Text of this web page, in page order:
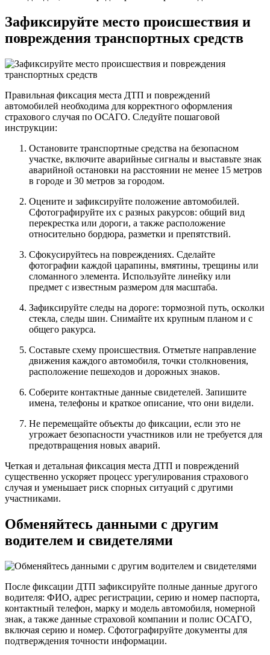
Зафиксируйте место происшествия и
повреждения транспортных средств
Правильная фиксация места ДТП и повреждений
автомобилей необходима для корректного оформления
страхового случая по ОСАГО. Следуйте пошаговой
инструкции:
Остановите транспортные средства на безопасном
участке, включите аварийные сигналы и выставьте знак
аварийной остановки на расстоянии не менее 15 метров
в городе и 30 метров за городом.
Оцените и зафиксируйте положение автомобилей.
Сфотографируйте их с разных ракурсов: общий вид
перекрестка или дороги, а также расположение
относительно бордюра, разметки и препятствий.
Сфокусируйтесь на повреждениях. Сделайте
фотографии каждой царапины, вмятины, трещины или
сломанного элемента. Используйте линейку или
предмет с известным размером для масштаба.
Зафиксируйте следы на дороге: тормозной путь, осколки
стекла, следы шин. Снимайте их крупным планом и с
общего ракурса.
Составьте схему происшествия. Отметьте направление
движения каждого автомобиля, точки столкновения,
расположение пешеходов и дорожных знаков.
Соберите контактные данные свидетелей. Запишите
имена, телефоны и краткое описание, что они видели.
Не перемещайте объекты до фиксации, если это не
угрожает безопасности участников или не требуется для
предотвращения новых аварий.
Четкая и детальная фиксация места ДТП и повреждений
существенно ускоряет процесс урегулирования страхового
случая и уменьшает риск спорных ситуаций с другими
участниками.
Обменяйтесь данными с другим
водителем и свидетелями
После фиксации ДТП зафиксируйте полные данные другого
водителя: ФИО, адрес регистрации, серию и номер паспорта,
контактный телефон, марку и модель автомобиля, номерной
знак, а также данные страховой компании и полис ОСАГО,
включая серию и номер. Сфотографируйте документы для
подтверждения точности информации.